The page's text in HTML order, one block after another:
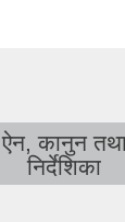
ऐन, कानुन
निर्देशिका